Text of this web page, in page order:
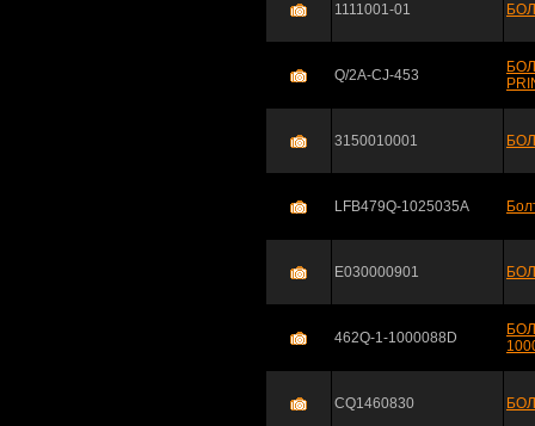
1111001-01
Q/2A-CJ-453
3150010001
LFB479Q-1025035A
E030000901
462Q-1-1000088D
CQ1460830